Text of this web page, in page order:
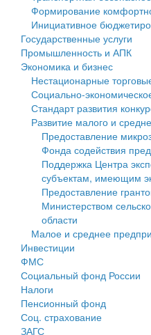
Государственные услуги
Промышленность и АПК
Экономика и бизнес
Символика
Устав
Гостям округа
Туризм
Культура
Образование
Здравоохранение
Социальная защита
Фотоальбом
муниципального округа
Администрация
Тверской области
Управление сельскими
Открытые данные
Работа с обращениями
Муниципальный контроль
Муниципальные услуги
Проекты
Антимонопольный
Противодействие коррупции
Финансовое управление
Бюджет для граждан
Имущество
Выявление
объектов недвижимости
Имущественная
среднего
Информационная
среднего
Муниципальные программы
Контрольно-счетная палата
Персональные данные
Формирование
Инициативное
Государственные услуги
Промышленность и АПК
Экономика и бизнес
Нестационарные
Социально-
Стандарт развития
Развитие малого и
Предоставление
Фонда содействия
Поддержка Центра
субъектам, имеющим
Предоставление
Министерством
области
Малое и среднее
Инвестиции
ФМС
Социальный фонд России
Налоги
Пенсионный фонд
Соц. страхование
ЗАГС